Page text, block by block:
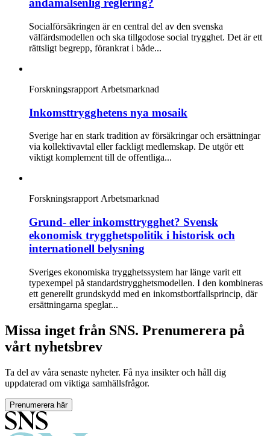
ändamålsenlig reglering?
Socialförsäkringen är en central del av den svenska
välfärdsmodellen och ska tillgodose social trygghet. Det är ett
rättsligt begrepp, förankrat i både...
Forskningsrapport Arbetsmarknad
Inkomsttrygghetens nya mosaik
Sverige har en stark tradition av försäkringar och ersättningar
via kollektivavtal eller fackligt medlemskap. De utgör ett
viktigt komplement till de offentliga...
Forskningsrapport Arbetsmarknad
Grund- eller inkomsttrygghet? Svensk
ekonomisk trygghetspolitik i historisk och
internationell belysning
Sveriges ekonomiska trygghetssystem har länge varit ett
typexempel på standardstrygghetsmodellen. I den kombineras
ett generellt grundskydd med en inkomstbortfallsprincip, där
ersättningarna speglar...
Missa inget från SNS. Prenumerera på
vårt nyhetsbrev
Ta del av våra senaste nyheter. Få nya insikter och håll dig
uppdaterad om viktiga samhällsfrågor.
Prenumerera här